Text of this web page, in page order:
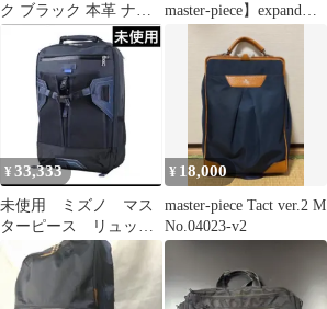
ク ブラック 本革 ナイ
ロン ノートPC 収納可
master-piece】expand
¥ 33,333
未使用 ミズノ マス
ターピース リュッ
ク バックパック レ
ア コラボ
¥ 18,000
master-piece Tact ver.2 M
No.04023-v2